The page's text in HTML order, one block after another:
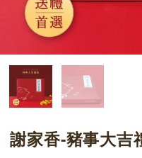
謝家香-豬事大吉